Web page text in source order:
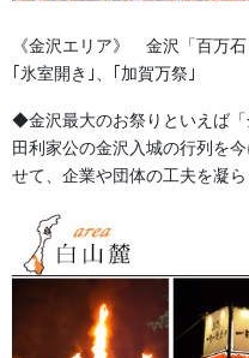
《金沢エリア》 金沢「百万
｢氷室開き｣、｢加賀万祭｣
◆金沢最大のお祭りといえば
田利家公の金沢入城の行列を
せて、企業や団体の工夫を凝